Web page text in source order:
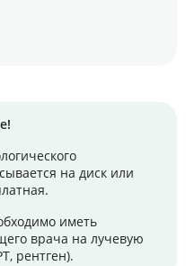
на диск или
иметь
врача на лучевую
рентген).